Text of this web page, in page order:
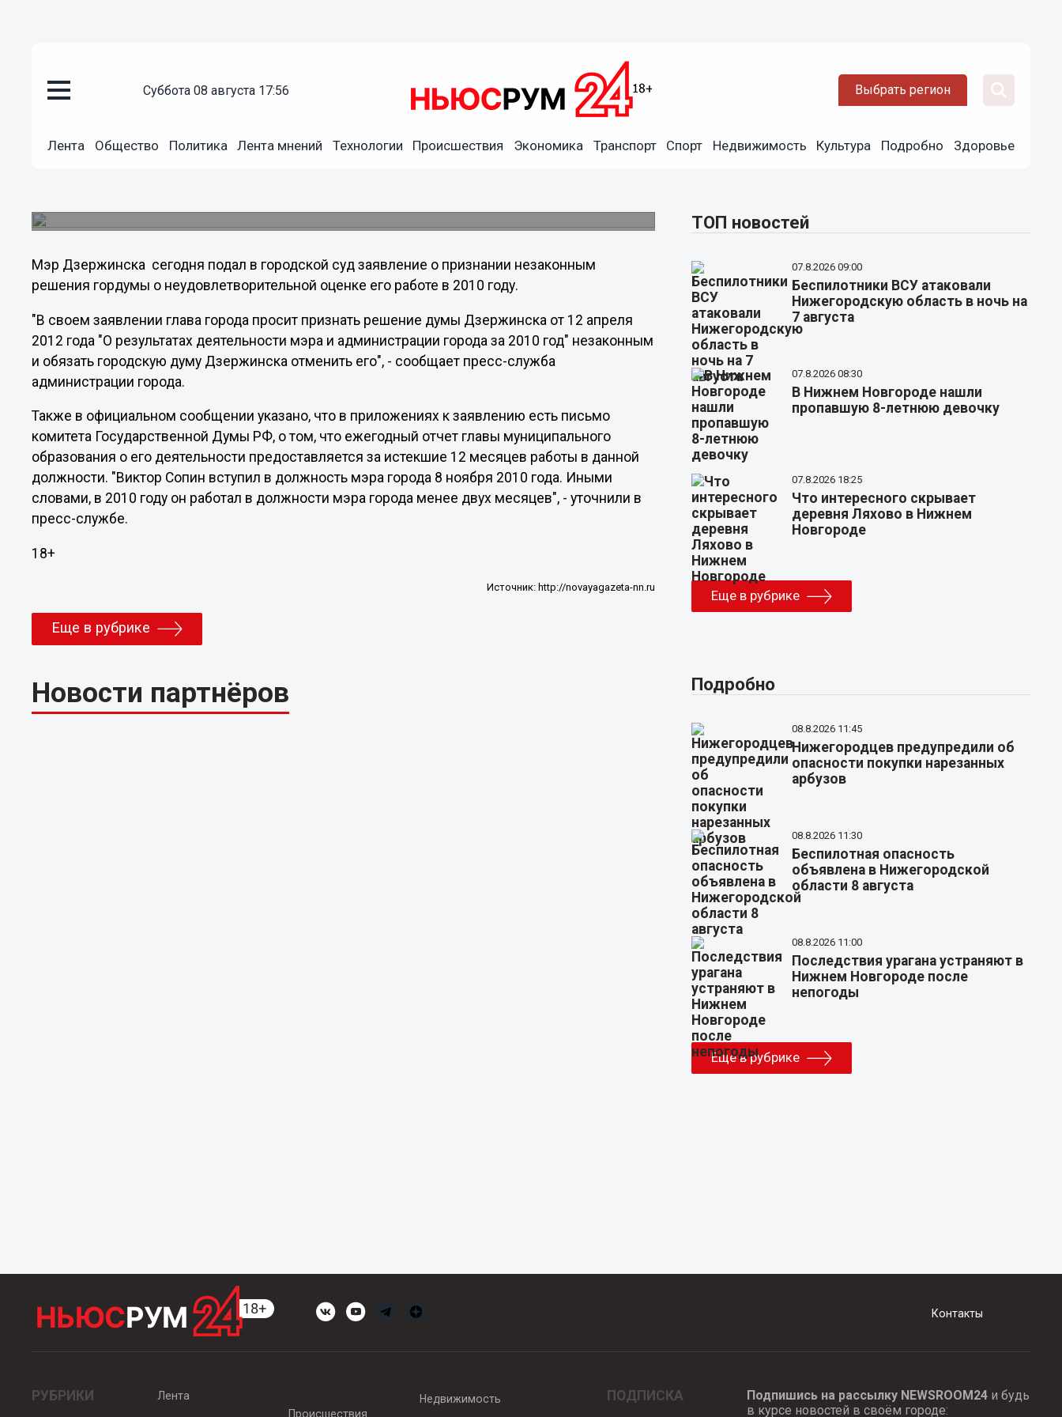
суббота 08 августа 17:56 Выбрать регион
Лента Общество Политика Лента мнений Технологии Происшествия Экономика Транспорт Спорт Недвижимость Культура Подробно Здоровье
Глава Дзержинска Виктр Сопин оспорил в суде решение
Мэр Дзержинска сегодня подал в городской суд заявление о признании незаконным
решения гордумы о неудовлетворительной оценке его работе в 2010 году.
"В своем заявлении глава города просит признать решение думы Дзержинска от 12 апреля
2012 года "О результатах деятельности мэра и администрации города за 2010 год" незаконным
и обязать городскую думу Дзержинска отменить его", - сообщает пресс-служба
администрации города.
Также в официальном сообщении указано, что в приложениях к заявлению есть письмо
комитета Государственной Думы РФ, о том, что ежегодный отчет главы муниципального
образования о его деятельности предоставляется за истекшие 12 месяцев работы в данной
должности. "Виктор Сопин вступил в должность мэра города 8 ноября 2010 года. Иными
словами, в 2010 году он работал в должности мэра города менее двух месяцев", - уточнили в
пресс-службе.
18+
Источник: http://novayagazeta-nn.ru
Еще в рубрике
Новости партнёров
ТОП новостей
07.8.2026 09:00
Беспилотники ВСУ атаковали
Нижегородскую область в ночь на
7 августа
07.8.2026 08:30
В Нижнем Новгороде нашли
пропавшую 8-летнюю девочку
07.8.2026 18:25
Что интересного скрывает
деревня Ляхово в Нижнем
Новгороде
Еще в рубрике
Подробно
08.8.2026 11:45
Нижегородцев предупредили об
опасности покупки нарезанных
арбузов
08.8.2026 11:30
Беспилотная опасность
объявлена в Нижегородской
области 8 августа
08.8.2026 11:00
Последствия урагана устраняют в
Нижнем Новгороде после
непогоды
Еще в рубрике
Контакты
РУБРИКИ
Лента
Происшествия
Недвижимость ПОДПИСКА Подпишись на рассылку NEWSROOM24и будь
в курсе новостей в своём городе: